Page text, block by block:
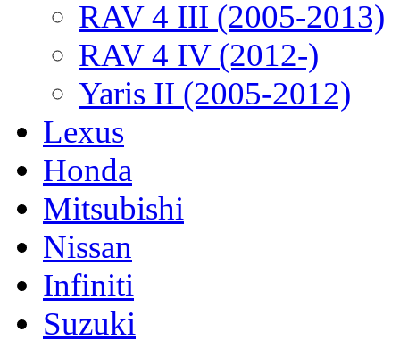
RAV 4 III (2005-2013)
RAV 4 IV (2012-)
Yaris II (2005-2012)
Lexus
Honda
Mitsubishi
Nissan
Infiniti
Suzuki